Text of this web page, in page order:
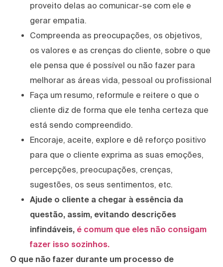
proveito delas ao comunicar-se com ele e
gerar empatia.
Compreenda as preocupações, os objetivos,
os valores e as crenças do cliente, sobre o que
ele pensa que é possível ou não fazer para
melhorar as áreas vida, pessoal ou profissional
Faça um resumo, reformule e reitere o que o
cliente diz de forma que ele tenha certeza que
está sendo compreendido.
Encoraje, aceite, explore e dê reforço positivo
para que o cliente exprima as suas emoções,
percepções, preocupações, crenças,
sugestões, os seus sentimentos, etc.
Ajude o cliente a chegar à essência da
questão, assim, evitando descrições
infindáveis, é comum que eles não consigam
fazer isso sozinhos.
O que não fazer durante um processo de